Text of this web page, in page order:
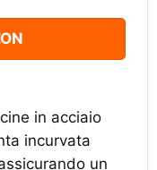
in acciaio
incurvata
un